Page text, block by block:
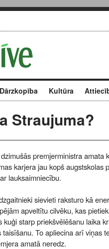
Dārzkopība Kultūra
Straujuma?
premjerministra amata
karjera jau kopš augstskolas
lauksaimniecību.
sievieti raksturo kā
apveltītu cilvēku, kas
kuģi starp priekšvēlēšanu laika
taisīšanu. To apliecina arī viņas
amatā neredz.